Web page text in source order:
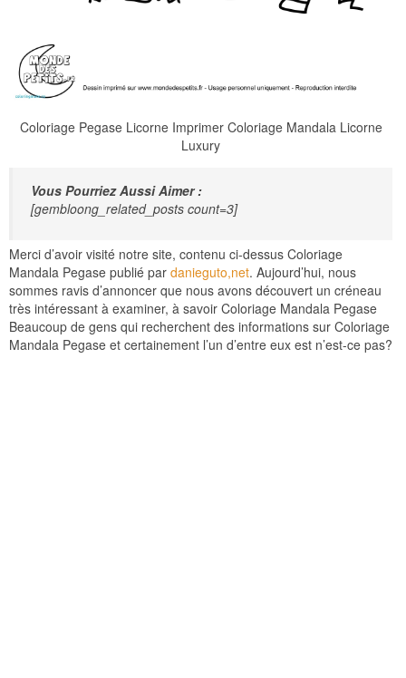
Coloriage Pegase Licorne Imprimer Coloriage Mandala Licorne
Luxury
Vous Pourriez Aussi Aimer :
[gembloong_related_posts count=3]
Merci d’avoir visité notre site, contenu ci-dessus Coloriage
Mandala Pegase publié par danieguto,net. Aujourd’hui, nous
sommes ravis d’annoncer que nous avons découvert un créneau
très intéressant à examiner, à savoir Coloriage Mandala Pegase
Beaucoup de gens qui recherchent des informations sur Coloriage
Mandala Pegase et certainement l’un d’entre eux est n’est-ce pas?